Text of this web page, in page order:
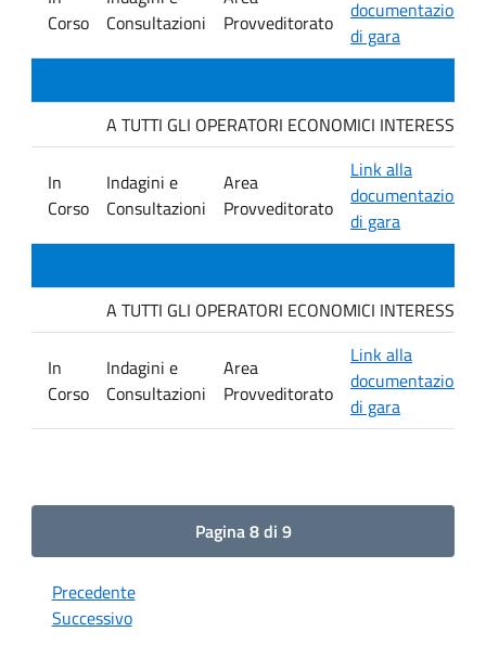
Corso
Consultazioni
Provveditorato
documentazione
di gara
A TUTTI GLI OPERATORI ECONOMICI
In
Corso
Indagini e
Consultazioni
Area
Provveditorato
Link alla
documentazione
di gara
A TUTTI GLI OPERATORI ECONOMICI
In
Corso
Indagini e
Consultazioni
Area
Provveditorato
Link alla
documentazione
di gara
Pagina 8 di 9
Precedente
Successivo